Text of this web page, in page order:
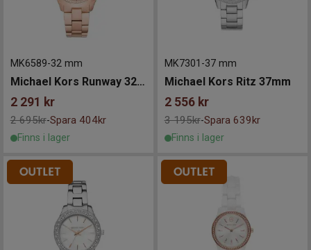
MK6589-32 mm
Michael Kors Runway 32mm
2 291 kr
2 695kr-Spara 404kr
Finns i lager
MK7301 -37 mm
Michael Kors Ritz 37mm
2 556 kr
3 195kr-Spara 639kr
Finns i lager